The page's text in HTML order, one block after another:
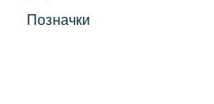
Позначки